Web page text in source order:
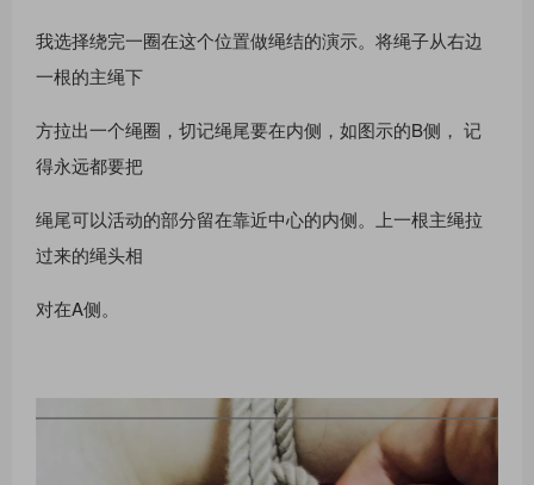
我选择绕完⼀圈在这个位置做绳结的演⽰。将绳⼦从右边
⼀根的主绳下
⽅拉出⼀个绳圈，切记绳尾要在内侧，如图⽰的B侧， 记
得永远都要把
绳尾可以活动的部分留在靠近中⼼的内侧。上⼀根主绳拉
过来的绳头相
对在A侧。